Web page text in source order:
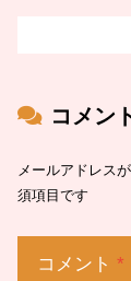
コメン
メールアドレス
須項目です
コメント *